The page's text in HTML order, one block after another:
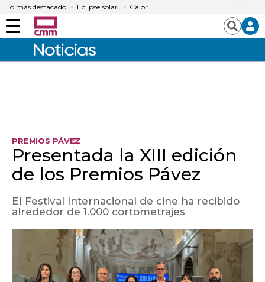
Lo más destacado Eclipse solar Calor
Menú Buscar
PREMIOS PÁVEZ
Presentada la XIII edición
de los Premios Pávez
El Festival Internacional de cine ha recibido
alrededor de 1.000 cortometrajes